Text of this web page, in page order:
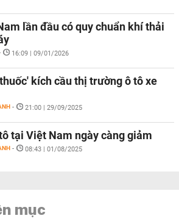
lần đầu có quy chuẩn khí thải
16:09 | 09/01/2026
kích cầu thị trường ô tô xe
- 21:00 | 29/09/2025
tại Việt Nam ngày càng giảm
- 08:43 | 01/08/2025
mục